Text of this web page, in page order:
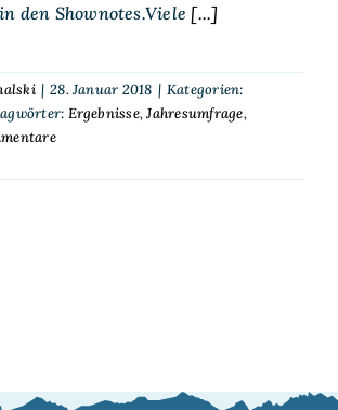
den Shownotes.Viele [...]
| 28. Januar 2018 | Kategorien:
Ergebnisse,Jahresumfrage,